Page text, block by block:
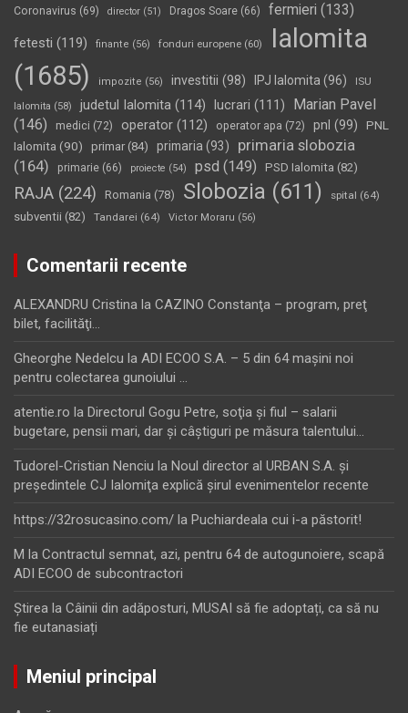
Coronavirus (69) director (51) Dragos Soare (66) fermieri (133)
fetesti (119) finante (56) fonduri europene (60)
Ialomita
(1685)
impozite (56) investitii (98) IPJ Ialomita (96) ISU
Ialomita (58) judetul Ialomita (114) lucrari (111)
Marian Pavel
(146)
medici (72) operator (112) operator apa (72) pnl (99)
PNL
Ialomita (90) primar(84) primaria (93)
primaria slobozia
(164)
primarie (66) proiecte (54) psd (149) PSD Ialomita (82)
RAJA (224) Romania (78) Slobozia (611) spital (64)
subventii (82) Tandarei (64) Victor Moraru (56)
Comentarii recente
ALEXANDRU Cristina la CAZINO Constanţa – program, preţ
bilet, facilităţi…
Gheorghe Nedelcu la ADI ECOO S.A. – 5 din 64 maşini noi
pentru colectarea gunoiului …
atentie.ro la Directorul Gogu Petre, soţia şi fiul – salarii
bugetare, pensii mari, dar şi câştiguri pe măsura talentului…
Tudorel-Cristian Nenciu la Noul director al URBAN S.A. şi
preşedintele CJ Ialomiţa explică şirul evenimentelor recente
https://32rosucasino.com/ la Puchiardeala cui i-a păstorit!
M la Contractul semnat, azi, pentru 64 de autogunoiere, scapă
ADI ECOO de subcontractori
Ştirea la Câinii din adăposturi, MUSAI să fie adoptați, ca să nu
fie eutanasiați
Meniul principal